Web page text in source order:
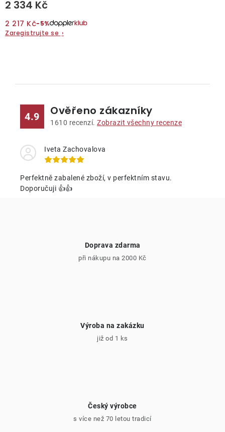
2 334 Kč
2 217 Kč−5%
Zaregistrujte se ›
4.9 Ověřeno zákazníky
1610 recenzí. Zobrazit všechny recenze
Iveta Zachovalova
Perfektně zabalené zboží, v perfektním stavu.
Doporučuji 👍👍
Doprava zdarma
při nákupu na 2000 Kč
Výroba na zakázku
již od 1 ks
Český výrobce
s více než 70 letou tradicí